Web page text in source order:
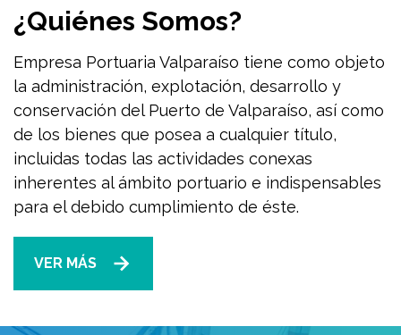
¿Quiénes Somos?
Empresa Portuaria Valparaíso tiene como objeto
la administración, explotación, desarrollo y
conservación del Puerto de Valparaíso, así como
de los bienes que posea a cualquier título,
incluidas todas las actividades conexas
inherentes al ámbito portuario e indispensables
para el debido cumplimiento de éste.
VER MÁS